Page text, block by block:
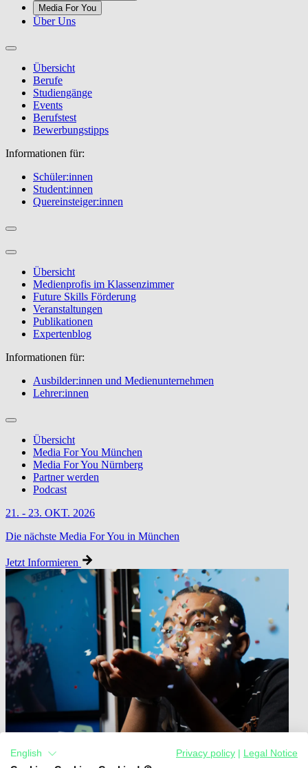
Media For You
Über Uns
Übersicht
Berufe
Studiengänge
Events
Berufstest
Bewerbungstipps
Informationen für:
Schüler:innen
Student:innen
Quereinsteiger:innen
Übersicht
Medienprofis im Klassenzimmer
Future Skills Förderung
Veranstaltungen
Publikationen
Expertenblog
Informationen für:
Ausbilder:innen und Medienunternehmen
Lehrer:innen
Übersicht
Media For You München
Media For You Nürnberg
Partner werden
Podcast
21. - 23. OKT. 2026
Die nächste Media For You in München
Jetzt Informieren
English Privacy policy
Legal Notice